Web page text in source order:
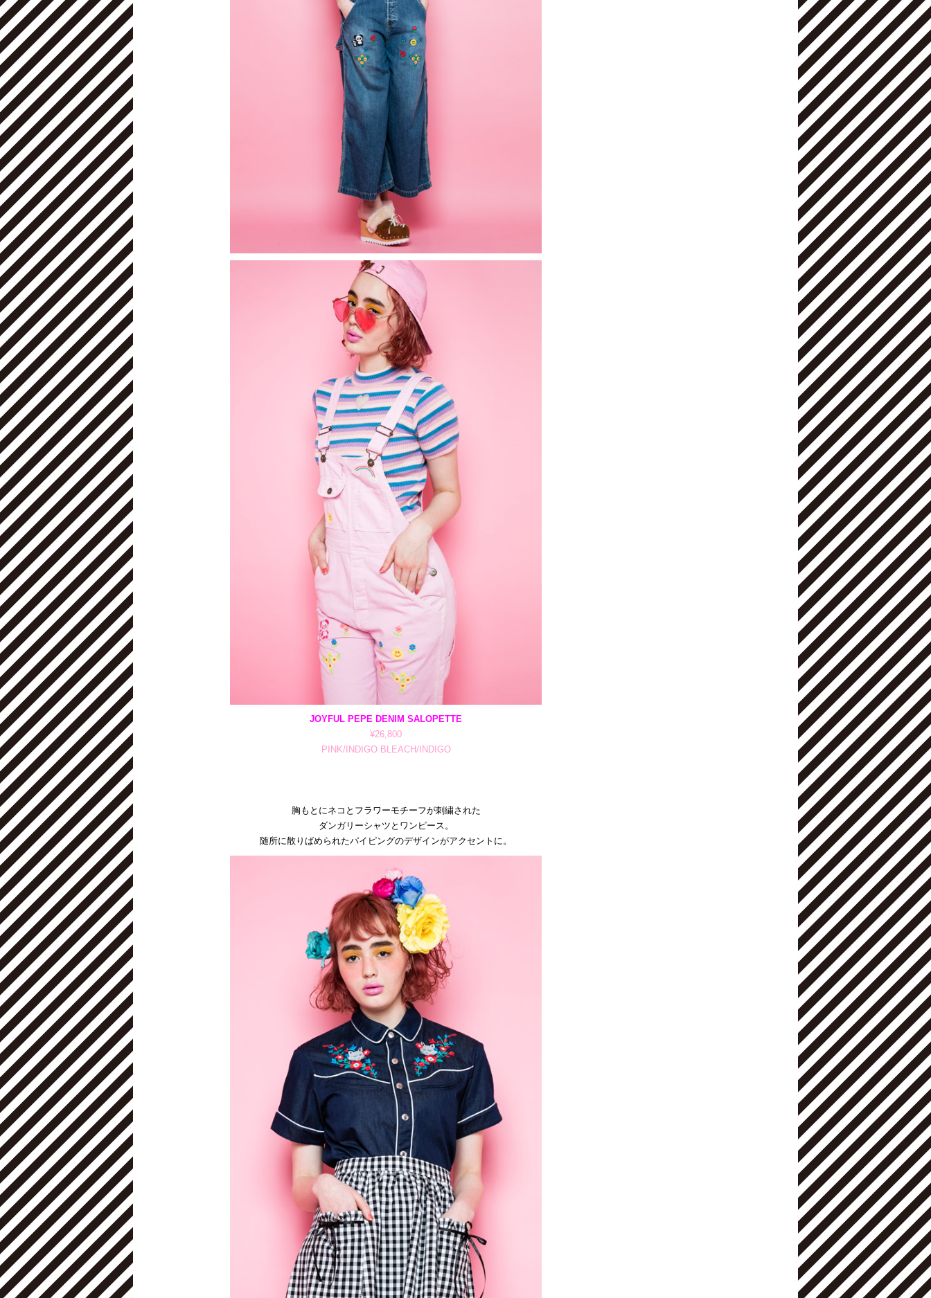
JOYFUL PEPE DENIM SALOPETTE
¥26,800
PINK/INDIGO BLEACH/INDIGO
胸もとにネコとフラワーモチーフが刺繍された
ダンガリーシャツとワンピース。
随所に散りばめられたパイピングのデザインがアクセントに。